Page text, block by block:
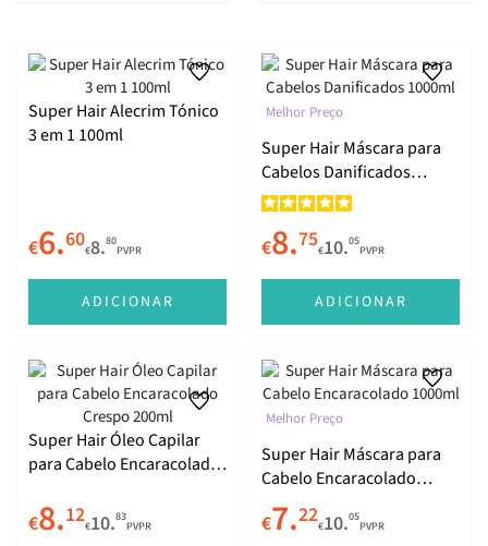
Super Hair Alecrim Tónico
3 em 1 100ml
€6.60€8.80
PVPR
ADICIONAR
Melhor Preço
Super Hair Máscara para
Cabelos Danificados
1000ml
€8.75€10.05
PVPR
ADICIONAR
Super Hair Óleo Capilar
para Cabelo Encaracolado
€8.12€10.83
PVPR
Melhor Preço
Super Hair Máscara para
Cabelo Encaracolado
1000ml
€7.22€10.05
PVPR